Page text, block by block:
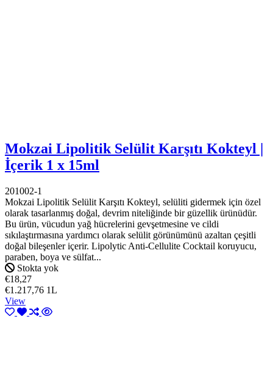
Mokzai Lipolitik Selülit Karşıtı Kokteyl |
İçerik 1 x 15ml
201002-1
Mokzai Lipolitik Selülit Karşıtı Kokteyl, selüliti gidermek için özel
olarak tasarlanmış doğal, devrim niteliğinde bir güzellik ürünüdür.
Bu ürün, vücudun yağ hücrelerini gevşetmesine ve cildi
sıkılaştırmasına yardımcı olarak selülit görünümünü azaltan çeşitli
doğal bileşenler içerir. Lipolytic Anti-Cellulite Cocktail koruyucu,
paraben, boya ve sülfat...
Stokta yok
€18,27
€1.217,76 1L
View